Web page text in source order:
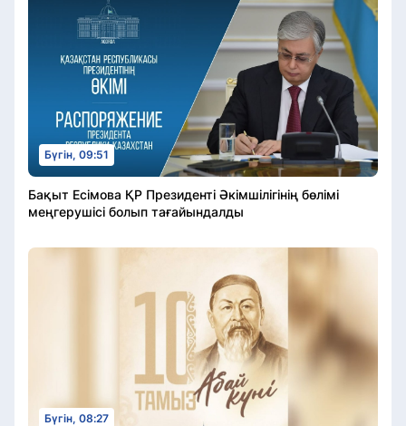
Бүгін, 09:51
Бақыт Есімова ҚР Президенті Әкімшілігінің бөлімі
меңгерушісі болып тағайындалды
Бүгін, 08:27